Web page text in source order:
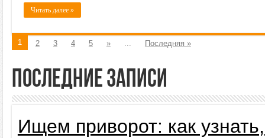
Читать далее »
1 2 3 4 5 » ... Последняя »
Последние записи
Ищем приворот: как